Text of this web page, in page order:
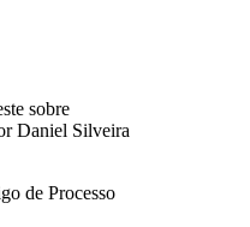
de Processo